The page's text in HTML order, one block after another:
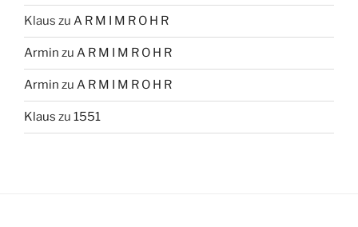
Klaus zu A R M I M R O H R
Armin zu A R M I M R O H R
Armin zu A R M I M R O H R
Klaus zu 1551